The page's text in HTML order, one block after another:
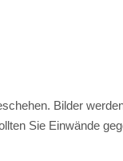
Bilder
Sie Einwände